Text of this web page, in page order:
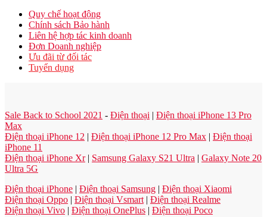
Quy chế hoạt động
Chính sách Bảo hành
Liên hệ hợp tác kinh doanh
Đơn Doanh nghiệp
Ưu đãi từ đối tác
Tuyển dụng
Sale Back to School 2021 - Điện thoại | Điện thoại iPhone 13 Pro
Max
Điện thoại iPhone 12 | Điện thoại iPhone 12 Pro Max | Điện thoại
iPhone 11
Điện thoại iPhone Xr| Samsung Galaxy S21 Ultra | Galaxy Note 20
Ultra 5G
Điện thoại iPhone | Điện thoại Samsung | Điện thoại Xiaomi
Điện thoại Oppo | Điện thoại Vsmart| Điện thoại Realme
Điện thoại Vivo | Điện thoại OnePlus | Điện thoại Poco